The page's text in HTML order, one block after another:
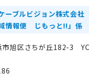
ーブルビジョン株式会社
域情報便 じもっと!!」係
旭区さちが丘182-3